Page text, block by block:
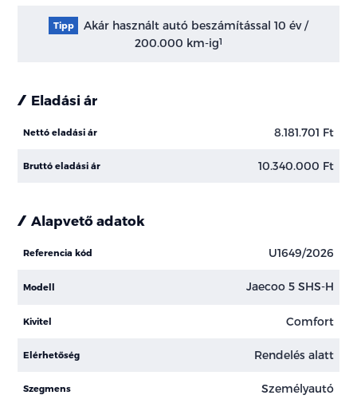
Tipp
Akár használt autó beszámítással 10 év /
200.000 km-ig1
Eladási ár
Nettó eladási ár 8.181.701 Ft
Bruttó eladási ár 10.340.000 Ft
Alapvető adatok
Referencia kód U1649/2026
Modell Jaecoo 5 SHS-H
Kivitel Comfort
Elérhetőség Rendelés alatt
Szegmens Személyautó